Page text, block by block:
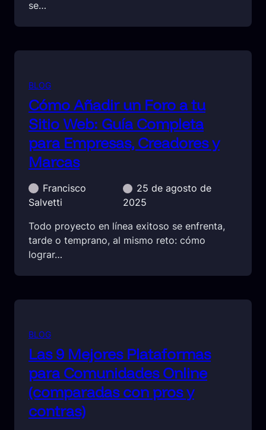
se…
BLOG
Cómo Añadir un Foro a tu
Sitio Web: Guía Completa
para Empresas, Creadores y
Marcas
Francisco
Salvetti
25 de agosto de
2025
Todo proyecto en línea exitoso se enfrenta,
tarde o temprano, al mismo reto: cómo
lograr…
BLOG
Las 9 Mejores Plataformas
para Comunidades Online
(comparadas con pros y
contras)